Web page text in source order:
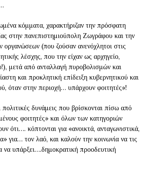
κόμματα, χαρακτήριζαν την πρόσφατη
στην πανεπιστημιούπολη Ζωγράφου και την
οργανώσεων (που ζούσαν ανενόχλητοι στις
λέσχης, που την είχαν ως αρχηγείο,
μετά από ανταλλαγή πυροβολισμών και
και προκλητική επίδειξη κυβερνητικού και
όταν στην περιοχή… υπάρχουν φοιτητές»!
δυνάμεις που βρίσκονται πίσω από
φοιτητές» και όλων των κατηγοριών
ότι…. κόπτονται για «ανοικτά, ανταγωνιστικά,
για… τον λαό, και καλούν την κοινωνία να τις
να υπάρξει….δημοκρατική προοδευτική